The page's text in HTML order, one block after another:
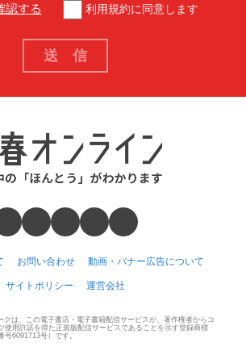
認する 利用規約に同意します
お問い合わせ 動画・バナー広告について
サイトポリシー 運営会社
クは、この電子書店・電子書籍配信サービスが、著作権者からコ
使用許諾を得た正規版配信サービスであることを示す登録商標
号6091713号）です。